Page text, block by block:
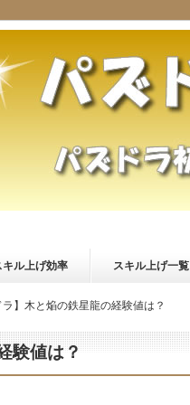
キル上げ効率 スキル上げ一覧
ラ】木と焔の鉄星龍の経験値は？
験値は？